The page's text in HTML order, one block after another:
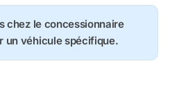
chez le concessionnaire
un véhicule spécifique.